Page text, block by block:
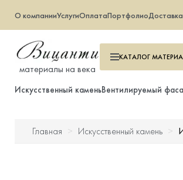
О компанииУслугиОплатаПортфолиоДоставка
материалы на века
КАТАЛОГ
Искусственный каменьВентилируемый
Главная Искусственный камень